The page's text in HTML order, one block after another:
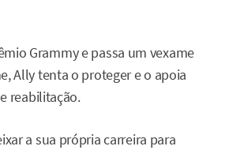
Grammy e passa um vexame
Ally tenta o proteger e o apoia
reabilitação.
a sua própria carreira para